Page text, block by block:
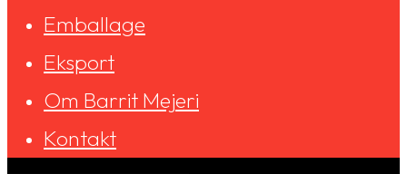
Emballage
Eksport
Om Barrit Mejeri
Kontakt